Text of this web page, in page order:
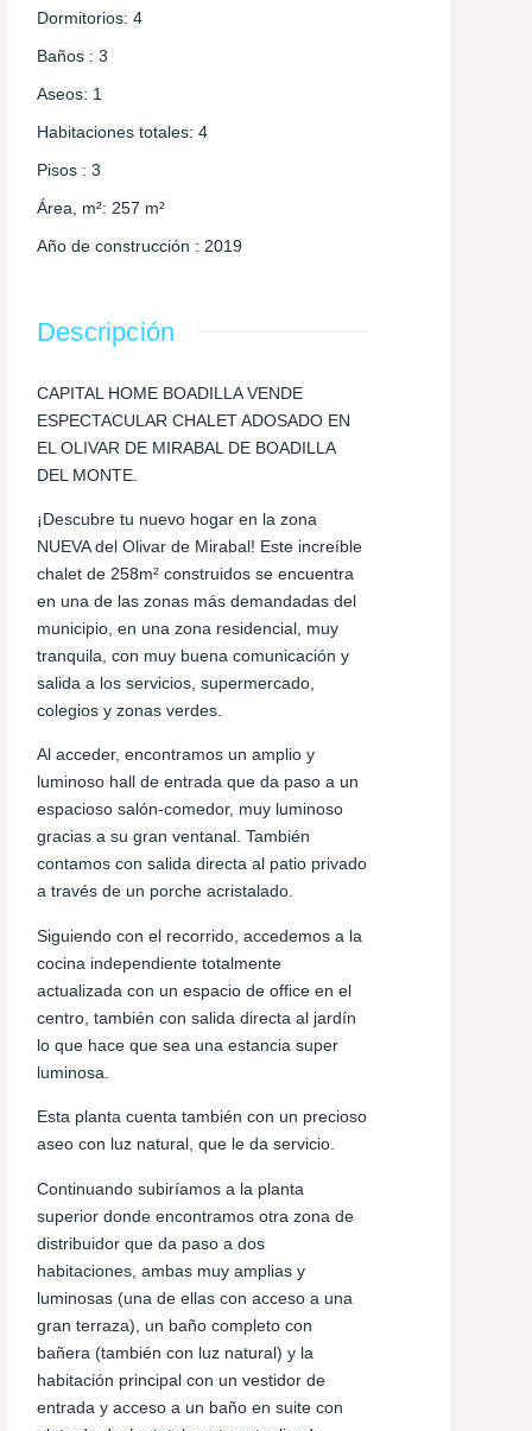
Dormitorios: 4
Baños : 3
Aseos: 1
Habitaciones totales: 4
Pisos : 3
Área, m²: 257 m²
Año de construcción : 2019
Descripción
CAPITAL HOME BOADILLA VENDE
ESPECTACULAR CHALET ADOSADO EN
EL OLIVAR DE MIRABAL DE BOADILLA
DEL MONTE.
¡Descubre tu nuevo hogar en la zona
NUEVA del Olivar de Mirabal! Este increíble
chalet de 258m² construidos se encuentra
en una de las zonas más demandadas del
municipio, en una zona residencial, muy
tranquila, con muy buena comunicación y
salida a los servicios, supermercado,
colegios y zonas verdes.
Al acceder, encontramos un amplio y
luminoso hall de entrada que da paso a un
espacioso salón-comedor, muy luminoso
gracias a su gran ventanal. También
contamos con salida directa al patio privado
a través de un porche acristalado.
Siguiendo con el recorrido, accedemos a la
cocina independiente totalmente
actualizada con un espacio de office en el
centro, también con salida directa al jardín
lo que hace que sea una estancia super
luminosa.
Esta planta cuenta también con un precioso
aseo con luz natural, que le da servicio.
Continuando subiríamos a la planta
superior donde encontramos otra zona de
distribuidor que da paso a dos
habitaciones, ambas muy amplias y
luminosas (una de ellas con acceso a una
gran terraza), un baño completo con
bañera (también con luz natural) y la
habitación principal con un vestidor de
entrada y acceso a un baño en suite con